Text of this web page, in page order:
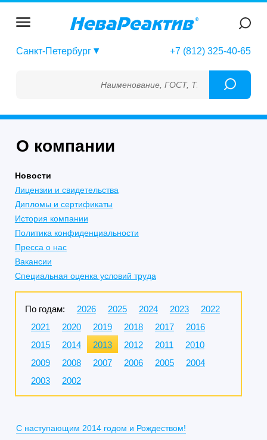
Санкт-Петербург +7 (812) 325-40-65
Наименование, ГОСТ, ТУ, ГСО, МСО, ОСО,
О компании
Новости
Лицензии и свидетельства
Дипломы и сертификаты
История компании
Политика конфиденциальности
Пресса о нас
Вакансии
Специальная оценка условий труда
По годам: 2026 2025 2024 2023
2022
2021
2020 2019 2018 2017
2016
2015
2014 2013 2012 2011
2010
2009
2008 2007 2006 2005
2004
2003
2002
С наступающим 2014 годом и Рождеством!